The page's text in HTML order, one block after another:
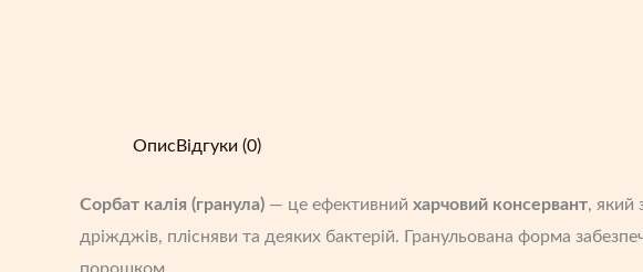
Опис Відгуки (0)
Сорбат калія (гранула) — це ефективний харчовий консервант, який
дріжджів, плісняви та деяких бактерій. Гранульована форма